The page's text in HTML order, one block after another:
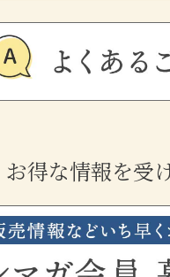
お得な情報を受